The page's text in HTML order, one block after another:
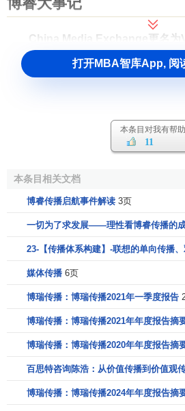
China Media Exchange更名为
China Media Exchange(CMX)于
名称。中文名称博睿传播保持不变。
此举将进一步拓展博睿传播的媒
资源整合，通过此次 整合 ，阳狮锐奇
介传播服务的内容，博睿传播(VX)也
平台，更加合理有效的调配资源，配
全球最大的广告与传播公司之一
李亦非女士为该集团大中华区主席。
大阳狮锐奇在大中华地区的市场份额
打开MBA智库App, 阅
本条目对我有帮助
11
本条目相关文档
博睿传播启航事件解读 3页
一切为了求发展——理性看博睿传播的
23-【传播体系构建】-联想的单向传播
媒体传播 6页
博瑞传播：博瑞传播2021年一季度报告
博瑞传播：博瑞传播2021年年度报告摘
博瑞传播：博瑞传播2020年年度报告摘
百思特咨询陈浩：从价值传播到价值观
博瑞传播：博瑞传播2024年年度报告摘